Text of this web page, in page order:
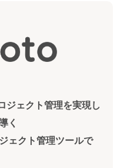
ジェクト管理を実現し
く
ェクト管理ツールで